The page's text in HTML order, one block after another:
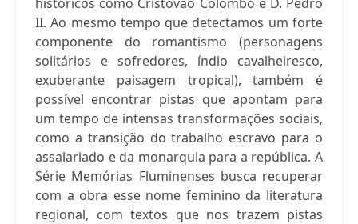
II. Ao mesmo tempo que detectamos um forte
componente do romantismo (personagens
solitários e sofredores, índio cavalheiresco,
exuberante paisagem tropical), também é
possível encontrar pistas que apontam para
um tempo de intensas transformações sociais,
como a transição do trabalho escravo para o
assalariado e da monarquia para a república. A
Série Memórias Fluminenses busca recuperar
com a obra esse nome feminino da literatura
regional, com textos que nos trazem pistas